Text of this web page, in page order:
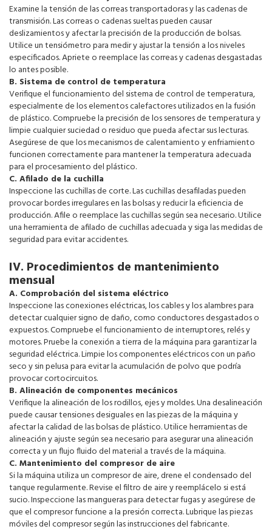
Examine la tensión de las correas transportadoras y las cadenas de
transmisión. Las correas o cadenas sueltas pueden causar
deslizamientos y afectar la precisión de la producción de bolsas.
Utilice un tensiómetro para medir y ajustar la tensión a los niveles
especificados. Apriete o reemplace las correas y cadenas desgastadas
lo antes posible.
B. Sistema de control de temperatura
Verifique el funcionamiento del sistema de control de temperatura,
especialmente de los elementos calefactores utilizados en la fusión
de plástico. Compruebe la precisión de los sensores de temperatura y
limpie cualquier suciedad o residuo que pueda afectar sus lecturas.
Asegúrese de que los mecanismos de calentamiento y enfriamiento
funcionen correctamente para mantener la temperatura adecuada
para el procesamiento del plástico.
C. Afilado de la cuchilla
Inspeccione las cuchillas de corte. Las cuchillas desafiladas pueden
provocar bordes irregulares en las bolsas y reducir la eficiencia de
producción. Afile o reemplace las cuchillas según sea necesario. Utilice
una herramienta de afilado de cuchillas adecuada y siga las medidas de
seguridad para evitar accidentes.
IV. Procedimientos de mantenimiento
mensual
A. Comprobación del sistema eléctrico
Inspeccione las conexiones eléctricas, los cables y los alambres para
detectar cualquier signo de daño, como conductores desgastados o
expuestos. Compruebe el funcionamiento de interruptores, relés y
motores. Pruebe la conexión a tierra de la máquina para garantizar la
seguridad eléctrica. Limpie los componentes eléctricos con un paño
seco y sin pelusa para evitar la acumulación de polvo que podría
provocar cortocircuitos.
B. Alineación de componentes mecánicos
Verifique la alineación de los rodillos, ejes y moldes. Una desalineación
puede causar tensiones desiguales en las piezas de la máquina y
afectar la calidad de las bolsas de plástico. Utilice herramientas de
alineación y ajuste según sea necesario para asegurar una alineación
correcta y un flujo fluido del material a través de la máquina.
C. Mantenimiento del compresor de aire
Si la máquina utiliza un compresor de aire, drene el condensado del
tanque regularmente. Revise el filtro de aire y reemplácelo si está
sucio. Inspeccione las mangueras para detectar fugas y asegúrese de
que el compresor funcione a la presión correcta. Lubrique las piezas
móviles del compresor según las instrucciones del fabricante.